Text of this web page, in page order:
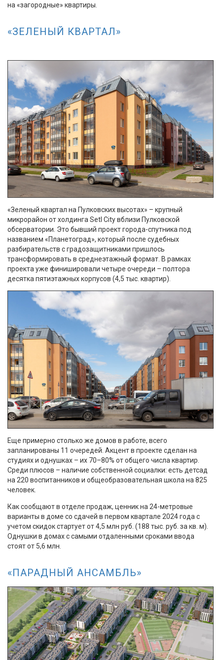
на «загородные» квартиры.
«ЗЕЛЕНЫЙ КВАРТАЛ»
«Зеленый квартал на Пулковских высотах» – крупный
микрорайон от холдинга Setl City вблизи Пулковской
обсерватории. Это бывший проект города-спутника под
названием «Планетоград», который после судебных
разбирательств с градозащитниками пришлось
трансформировать в среднеэтажный формат. В рамках
проекта уже финишировали четыре очереди – полтора
десятка пятиэтажных корпусов (4,5 тыс. квартир).
Еще примерно столько же домов в работе, всего
запланированы 11 очередей. Акцент в проекте сделан на
студиях и однушках – их 70–80% от общего числа квартир.
Среди плюсов – наличие собственной социалки: есть детсад
на 220 воспитанников и общеобразовательная школа на 825
человек.
Как сообщают в отделе продаж, ценник на 24-метровые
варианты в доме со сдачей в первом квартале 2024 года с
учетом скидок стартует от 4,5 млн руб. (188 тыс. руб. за кв. м).
Однушки в домах с самыми отдаленными сроками ввода
стоят от 5,6 млн.
«ПАРАДНЫЙ АНСАМБЛЬ»